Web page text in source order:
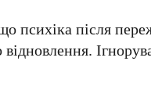
психіка після
відновлення.